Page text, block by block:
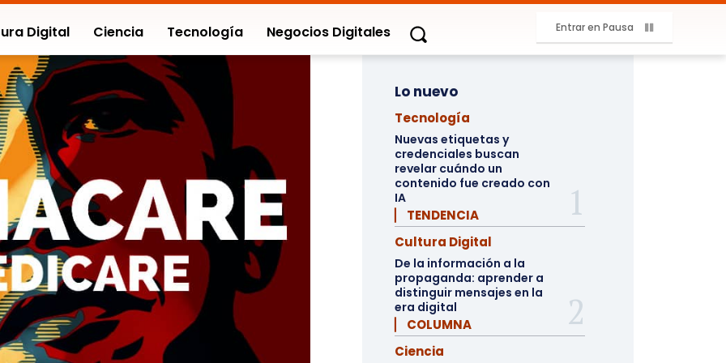
Digital Ciencia Tecnología Negocios Digitales Entrar en Pausa
Lo nuevo
Tecnología
Nuevas etiquetas y
credenciales buscan
revelar cuándo un
contenido fue creado con
IA
▏ TENDENCIA
Cultura Digital
De la información a la
propaganda: aprender a
distinguir mensajes en la
era digital
▏ COLUMNA
Ciencia